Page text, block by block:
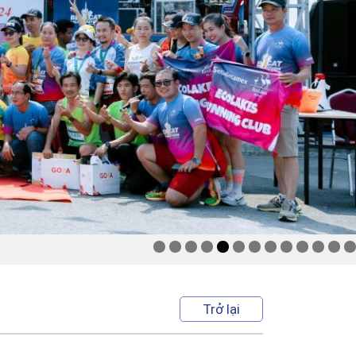
Trở lại